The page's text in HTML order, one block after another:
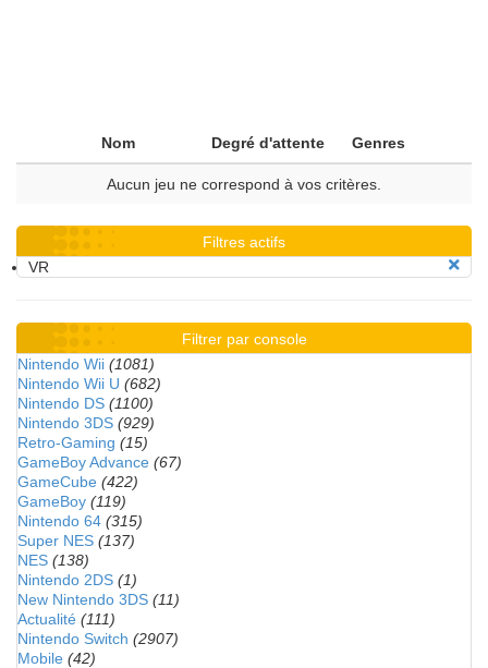
Nom Degré d'attente Genres
Aucun jeu ne correspond à vos critères.
Filtres actifs
VR
Filtrer par console
Nintendo Wii (1081)
Nintendo Wii U (682)
Nintendo DS (1100)
Nintendo 3DS (929)
Retro-Gaming (15)
GameBoy Advance (67)
GameCube (422)
GameBoy (119)
Nintendo 64 (315)
Super NES (137)
NES (138)
Nintendo 2DS (1)
New Nintendo 3DS (11)
Actualité (111)
Nintendo Switch (2907)
Mobile (42)